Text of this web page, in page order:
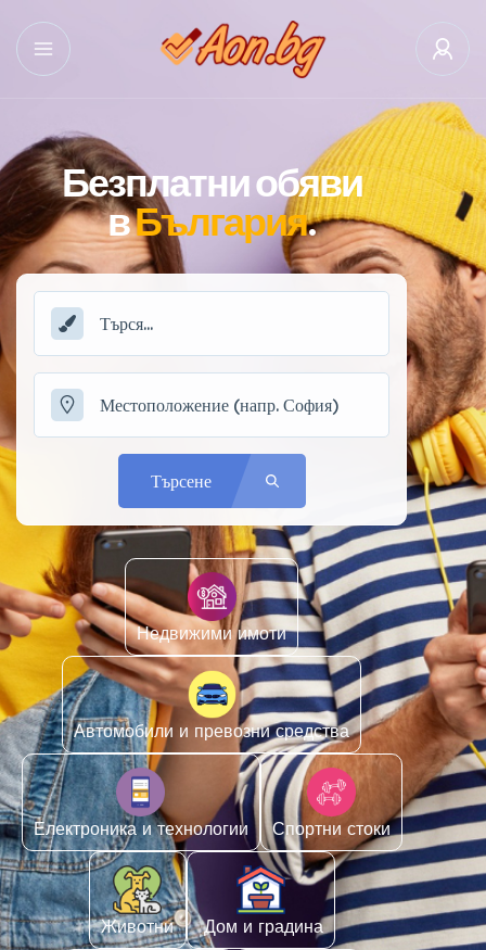
Безплатни обяви
вБългария.
Търсене
Недвижими имоти
Автомобили и превозни средства
Електроника и технологии Спортни стоки
Животни ️ Дом и градина